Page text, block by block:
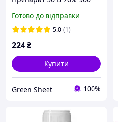
Готово до відправки
5.0 (1)
224₴
Купити
Green Sheet 100%